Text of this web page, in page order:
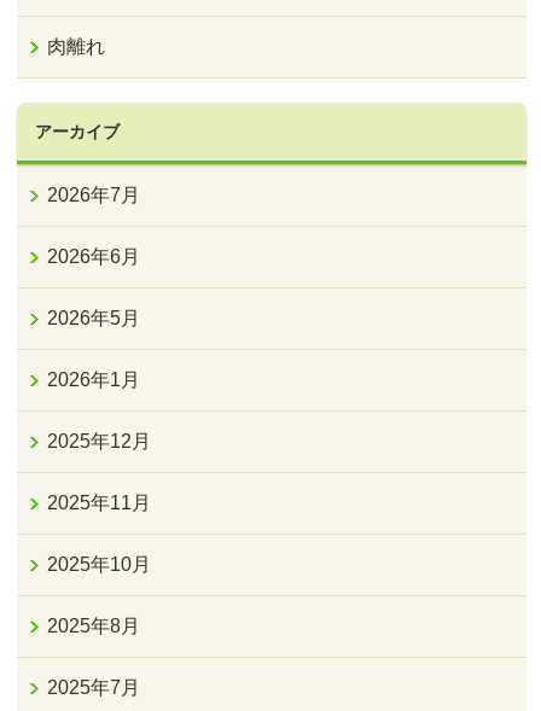
肉離れ
アーカイブ
2026年7月
2026年6月
2026年5月
2026年1月
2025年12月
2025年11月
2025年10月
2025年8月
2025年7月